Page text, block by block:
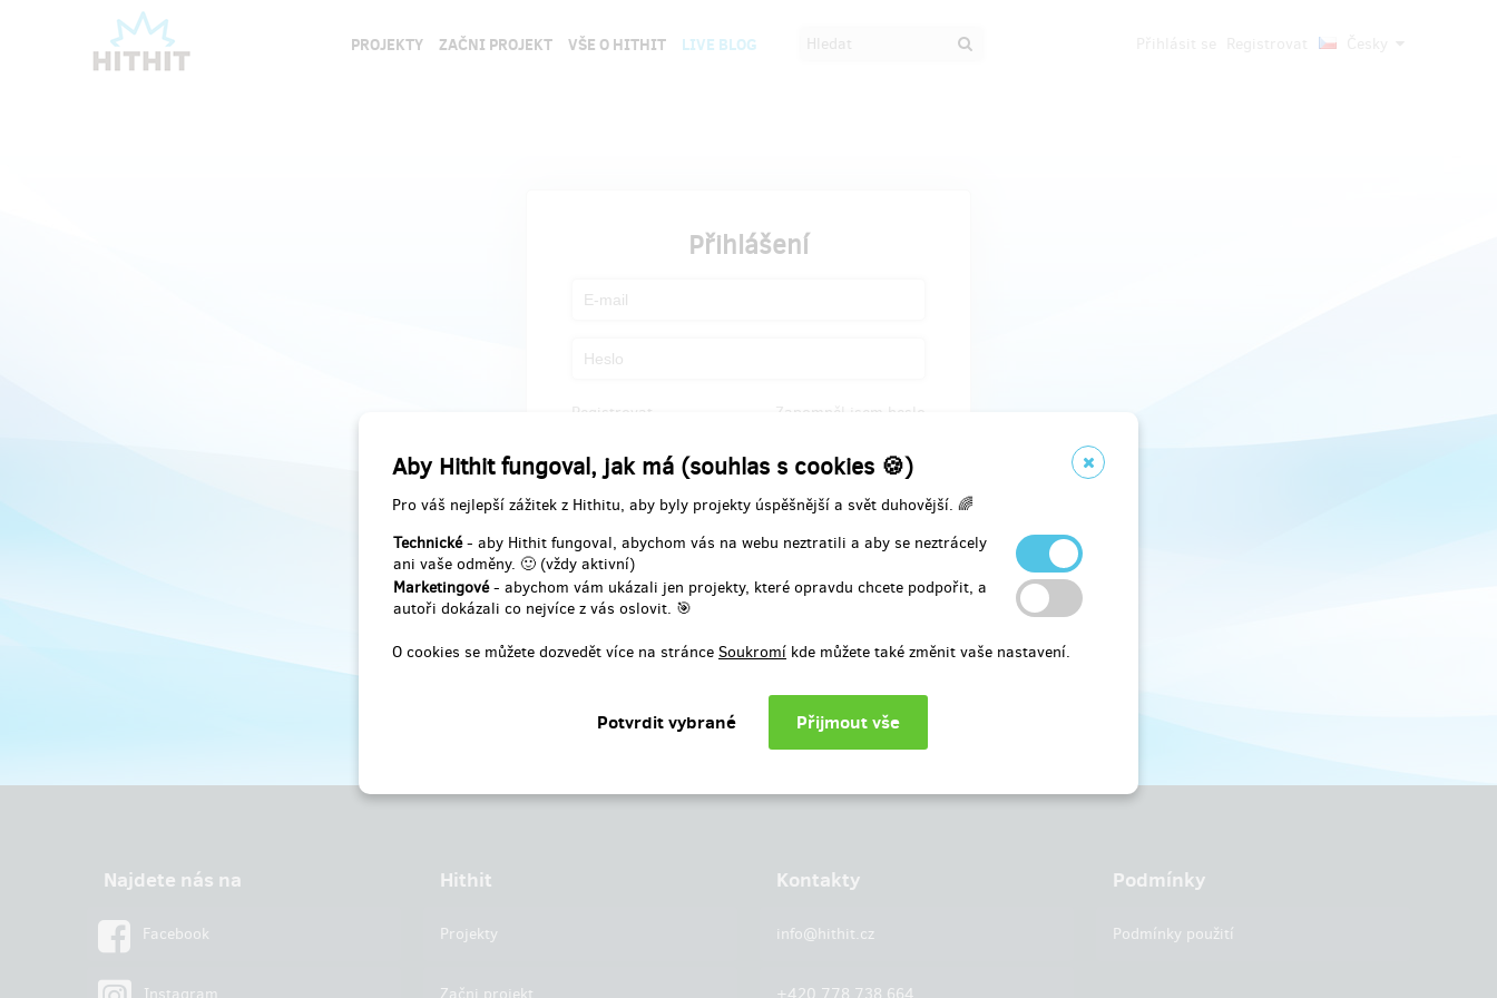
Aby Hithit fungoval, jak má (souhlas s cookies 🍪)
Pro váš nejlepší zážitek z Hithitu, aby byly projekty úspěšnější a svět duhovější. 🌈
Technické- aby Hithit fungoval, abychom vás na webu neztratili a aby se neztrácely
ani vaše odměny. 🙂 (vždy aktivní)
Marketingové- abychom vám ukázali jen projekty, které opravdu chcete podpořit, a
autoři dokázali co nejvíce z vás oslovit. 🎯
O cookies se můžete dozvedět více na stránce Soukromí kde můžete také změnit vaše nastavení.
PROJEKTY ZAČNI PROJEKT VŠE O HITHIT LIVE BLOG
Přihlášení
Registrovat Zapomněl jsem heslo
Najdete nás na
Facebook
Hithit
Projekty
Kontakty
info@hithit.cz
Podmínky
Podmínky použití